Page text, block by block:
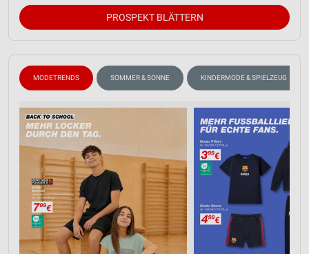
PROSPEKT BLÄTTERN
MODETRENDS SOMMER & SONNE KINDERMODE & SPIELZEUG